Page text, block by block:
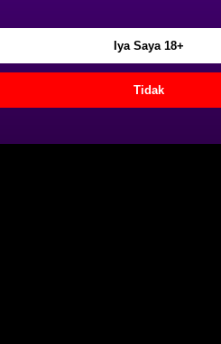
Iya Saya 18+
Tidak